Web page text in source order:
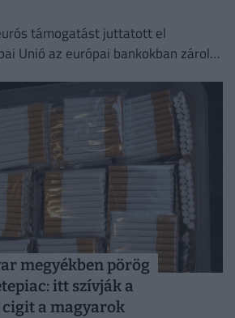
támogatást juttatott el
Unió az európai bankokban zárolt
megyékben pörög
itt szívják a
a magyarok